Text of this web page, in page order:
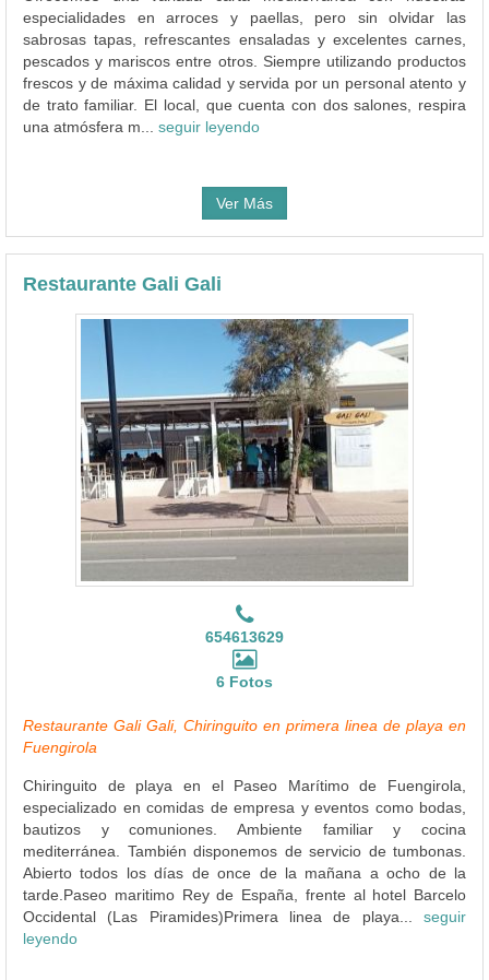
especialidades en arroces y paellas, pero sin olvidar las
sabrosas tapas, refrescantes ensaladas y excelentes carnes,
pescados y mariscos entre otros. Siempre utilizando productos
frescos y de máxima calidad y servida por un personal atento y
de trato familiar. El local, que cuenta con dos salones, respira
una atmósfera m... seguir leyendo
Ver Más
Restaurante Gali Gali
654613629
6 Fotos
Restaurante Gali Gali, Chiringuito en primera linea de playa en
Fuengirola
Chiringuito de playa en el Paseo Marítimo de Fuengirola,
especializado en comidas de empresa y eventos como bodas,
bautizos y comuniones. Ambiente familiar y cocina
mediterránea. También disponemos de servicio de tumbonas.
Abierto todos los días de once de la mañana a ocho de la
tarde.Paseo maritimo Rey de España, frente al hotel Barcelo
Occidental (Las Piramides)Primera linea de playa... seguir
leyendo